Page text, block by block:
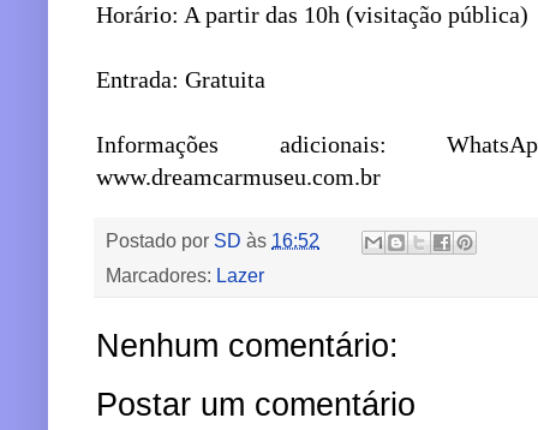
Horário: A partir das 10h (visitação pública)
Entrada: Gratuita
Informações adicionais:
www.dreamcarmuseu.com.br
Postado por SD às 16:52
Marcadores: Lazer
Nenhum comentário:
Postar um comentário